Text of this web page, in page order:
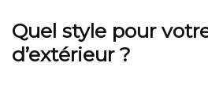
Quel style pour
d’extérieur ?